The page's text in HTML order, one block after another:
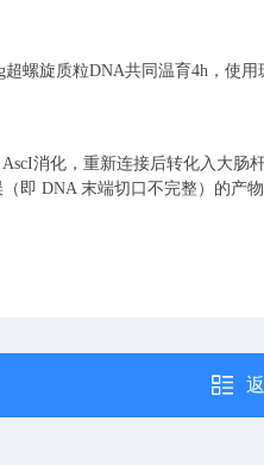
螺旋质粒DNA共同温育4h，使
消化，重新连接后转化入大
即 DNA 末端切口不完整）的